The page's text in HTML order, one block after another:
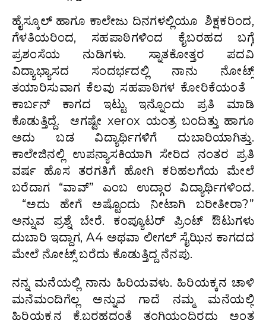
ಹೈಸ್ಕೂಲ್ ಹಾಗೂ ಕಾಲೇಜು ದಿನಗಳಲ್ಲಿಯೂ ಶಿಕ್ಷಕರಿಂದ,
ಗೆಳತಿಯರಿಂದ, ಸಹಪಾಠಿಗಳಿಂದ ಕೈಬರಹದ ಬಗ್ಗೆ
ಪ್ರಶಂಸೆಯ ನುಡಿಗಳು. ಸ್ನಾತಕೋತ್ತರ ಪದವಿ
ವಿದ್ಯಾಭ್ಯಾಸದ ಸಂದರ್ಭದಲ್ಲಿ ನಾನು ನೋಟ್ಸ್
ತಯಾರಿಸುವಾಗ ಕೆಲವು ಸಹಪಾಠಿಗಳ ಕೋರಿಕೆಯಂತೆ
ಕಾರ್ಬನ್ ಕಾಗದ ಇಟ್ಟು ಇನ್ನೊಂದು ಪ್ರತಿ ಮಾಡಿ
ಕೊಡುತ್ತಿದ್ದೆ. ಆಗಷ್ಟೇ xerox ಯಂತ್ರ ಬಂದಿತ್ತು ಹಾಗೂ
ಅದು ಬಡ ವಿದ್ಯಾರ್ಥಿಗಳಿಗೆ ದುಬಾರಿಯಾಗಿತ್ತು.
ಕಾಲೇಜಿನಲ್ಲಿ ಉಪನ್ಯಾಸಕಿಯಾಗಿ ಸೇರಿದ ನಂತರ ಪ್ರತಿ
ವರ್ಷ ಹೊಸ ತರಗತಿಗೆ ಹೋಗಿ ಕರಿಹಲಗೆಯ ಮೇಲೆ
ಬರೆದಾಗ “ವಾವ್” ಎಂಬ ಉದ್ಗಾರ ವಿದ್ಯಾರ್ಥಿಗಳಿಂದ.
“ಅದು ಹೇಗೆ ಅಷ್ಟೊಂದು ನೀಟಾಗಿ ಬರೀತೀರಾ?”
ಅನ್ನುವ ಪ್ರಶ್ನೆ ಬೇರೆ. ಕಂಪ್ಯೂಟರ್ ಪ್ರಿಂಟ್ ಔಟುಗಳು
ದುಬಾರಿ ಇದ್ದಾಗ, A4 ಅಥವಾ ಲೀಗಲ್ ಸೈಝಿನ ಕಾಗದದ
ಮೇಲೆ ನೋಟ್ಸ್ ಬರೆದು ಕೊಡುತ್ತಿದ್ದ ನೆನಪು.
ನನ್ನ ಮನೆಯಲ್ಲಿ ನಾನು ಹಿರಿಯವಳು. ಹಿರಿಯಕ್ಕನ ಚಾಳಿ
ಮನೆಮಂದಿಗೆಲ್ಲ ಅನ್ನುವ ಗಾದೆ ನಮ್ಮ ಮನೆಯಲ್ಲಿ
ಹಿರಿಯಕ್ಕನ ಕೈಬರಹದಂತೆ ತಂಗಿಯಂದಿರದು ಅಂತ